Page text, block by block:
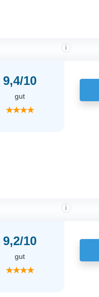
9,4/10
i
gut
★★★★
9,2/10
i
gut
★★★★